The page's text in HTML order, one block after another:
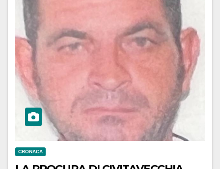
CRONACA